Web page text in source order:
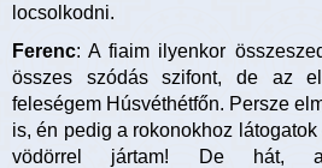
locsolkodni.
Ferenc: A fiaim ilyenkor
összes szódás szifont, de az
feleségem Húsvéthétfőn. Persze
is, én pedig a rokonokhoz
vödörrel jártam! De hát,